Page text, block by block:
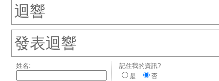
迴響
發表迴響
姓名:
記住我的資訊?
是
否